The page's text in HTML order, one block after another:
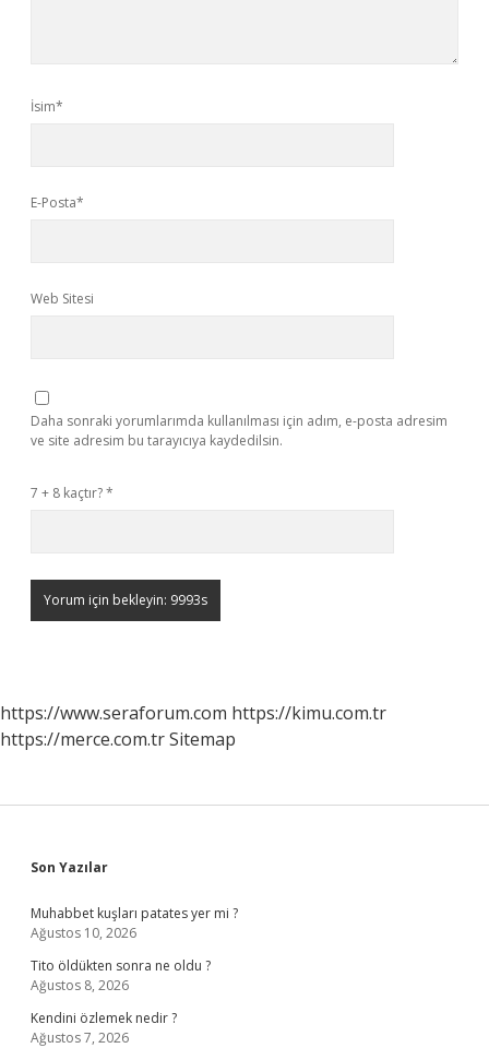
İsim*
E-Posta*
Web Sitesi
Daha sonraki yorumlarımda kullanılması için adım, e-posta adresim
ve site adresim bu tarayıcıya kaydedilsin.
7 + 8 kaçtır?*
https://www.seraforum.com https://kimu.com.tr
https://merce.com.trSitemap
Sidebar
Son Yazılar
Muhabbet kuşları patates yer mi ?
Ağustos 10, 2026
Tito öldükten sonra ne oldu ?
Ağustos 8, 2026
Kendini özlemek nedir ?
Ağustos 7, 2026